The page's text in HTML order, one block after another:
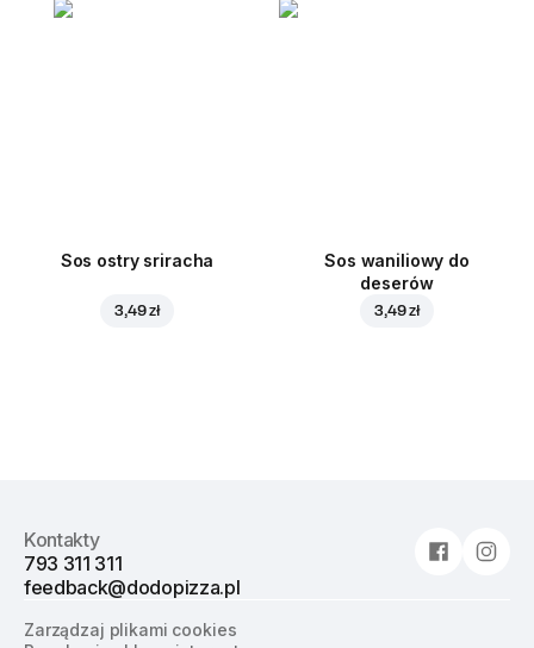
Sos ostry sriracha
3,49 zł
Sos waniliowy do
deserów
3,49 zł
Kontakty
793 311 311
feedback@dodopizza.pl
Zarządzaj plikami cookies